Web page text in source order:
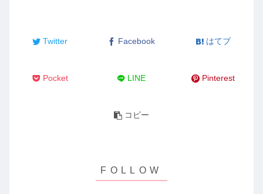
Twitter Facebook はてブ
Pocket LINE Pinterest
コピー